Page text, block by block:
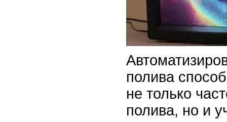
полива
не только
полива, но и